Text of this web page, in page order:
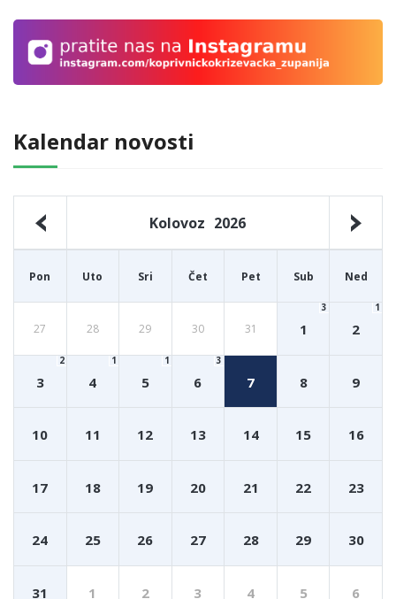
Kalendar novosti
Kolovoz 2026
Pon Uto Sri Čet Pet Sub Ned
27 28 29 30 31 1
3
2
1
3
2
4
1
5
1
6
3
7 8 9
10 11 12 13 14 15 16
17 18 19 20 21 22 23
24 25 26 27 28 29 30
31 1 2 3 4 5 6